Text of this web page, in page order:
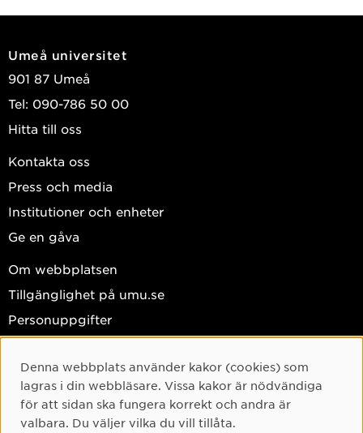
Umeå universitet
901 87 Umeå
Tel: 090-786 50 00
Hitta till oss
Kontakta oss
Press och media
Institutioner och enheter
Ge en gåva
Om webbplatsen
Tillgänglighet på umu.se
Personuppgifter
Facebook
Instagram
TikTok
Cookie-samtycke
Denna webbplats använder kakor (cookies) som
lagras i din webbläsare. Vissa kakor är nödvändiga
för att sidan ska fungera korrekt och andra är
valbara. Du väljer vilka du vill tillåta.